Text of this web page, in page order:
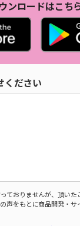
ンロードはこち
ください
ておりませんが、頂い
声をもとに商品開発・サ